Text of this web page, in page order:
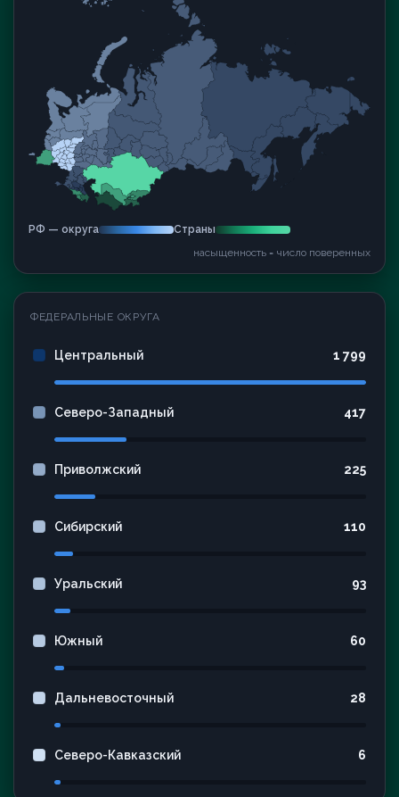
РФ — округа
Страны
насыщенность = число поверенных
ФЕДЕРАЛЬНЫЕ ОКРУГА
Центральный 1 799
Северо-Западный 417
Приволжский 225
Сибирский 110
Уральский 93
Южный 60
Дальневосточный 28
Северо-Кавказский 6